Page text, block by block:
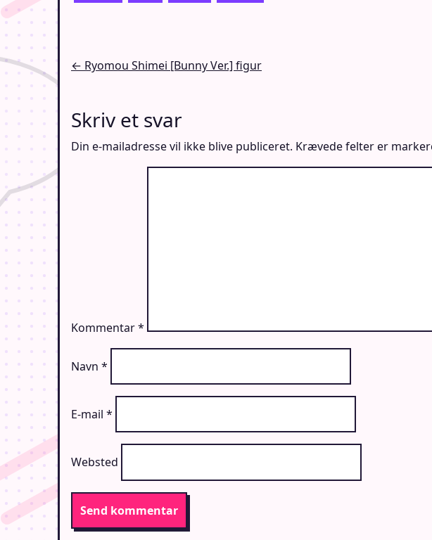
Indlægsnavigation
← Ryomou Shimei [Bunny Ver.] figur
Skriv et svar
Din e-mailadresse vil ikke blive publiceret. Krævede felter er
Kommentar*
Navn *
E-mail *
Websted